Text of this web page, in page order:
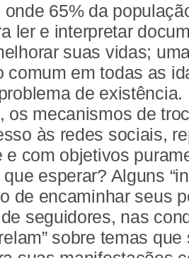
65% da
ler e interpretar
suas vidas;
comum em todas as
de existência.
os mecanismos de
às redes sociais,
e com objetivos
esperar? Alguns
de encaminhar seus
seguidores, nas
sobre temas